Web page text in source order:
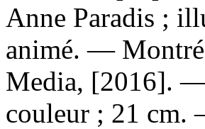
Anne Paradis ;
animé. —
Media, [2016].
couleur ; 21 cm.